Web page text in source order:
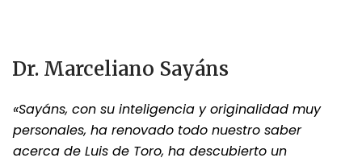
Dr. Marceliano Sayáns
«Sayáns, con su inteligencia y originalidad muy
personales, ha renovado todo nuestro saber
acerca de Luis de Toro, ha descubierto un